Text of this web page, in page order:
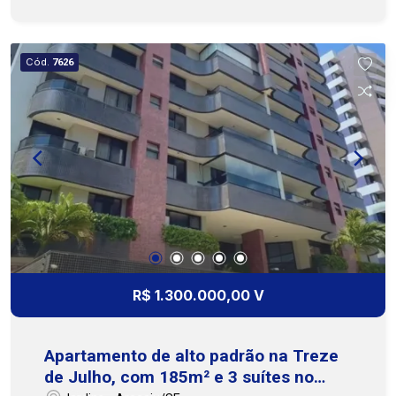
para o dia a dia. O imóvel dispõe de 2 quartos, 1
banheiro, sala de estar, cozinha e área de serviço.
O condomínio oferece salão de festas, salão de
jogos, piscina adulto e infantil, quadra e parque
infantil, trazendo mais comodidade e lazer para
toda a família. Uma boa opção para quem deseja
morar em uma localização acessível, com
praticidade na rotina e lazer no condomínio.
Agende uma visita e conheça de perto essa
oportunidade, nossa equipe está pronta para te
atender. Cohab Premium Imobiliária - PJ 208
Cód. 7626
R$ 1.300.000,00 V
Apartamento de alto padrão na Treze
de Julho, com 185m² e 3 suítes no